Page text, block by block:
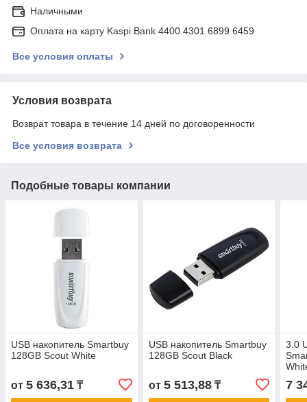
Наличными
Оплата на карту Kaspi Bank 4400 4301 6899 6459
Все условия оплаты
Условия возврата
Возврат товара в течение 14 дней по договоренности
Все условия возврата
Подобные товары компании
USB накопитель Smartbuy
128GB Scout White
от 5 636,31 ₸
USB накопитель Smartbuy
128GB Scout Black
от 5 513,88₸
3.0
7